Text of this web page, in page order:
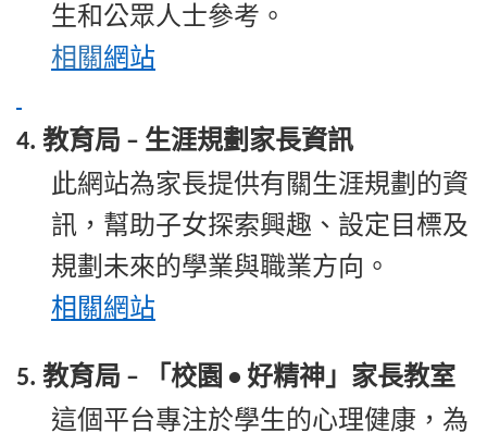
生和公眾人士參考。
相關網站
4. 教育局 – 生涯規劃家長資訊
此網站為家長提供有關生涯規劃的資
訊，幫助子女探索興趣、設定目標及
規劃未來的學業與職業方向。
相關網站
5. 教育局 – 「校園 • 好精神」家長教室
這個平台專注於學生的心理健康，為